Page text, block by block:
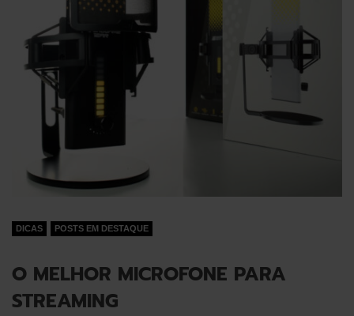
DICAS POSTS EM DESTAQUE
O MELHOR MICROFONE PARA
STREAMING